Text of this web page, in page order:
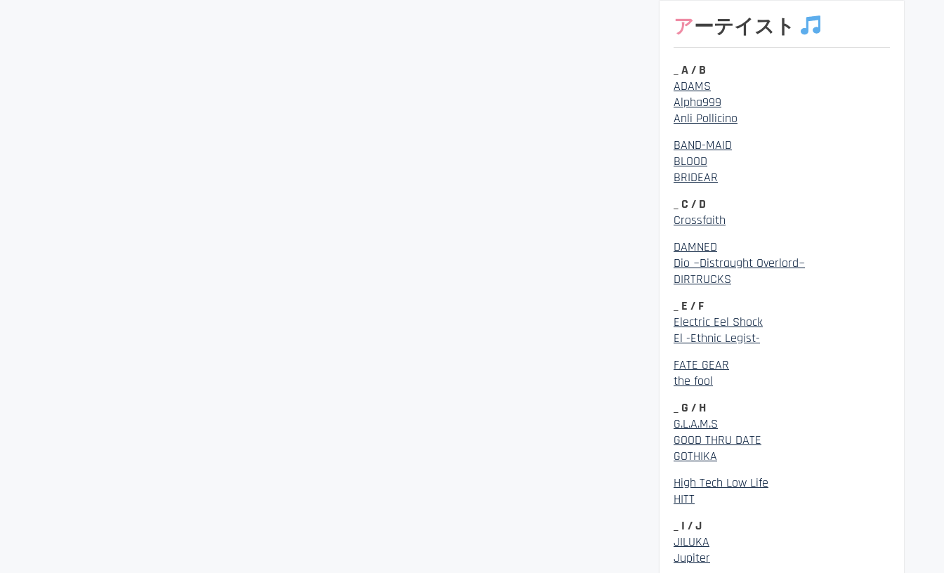
アーテイスト
_ A / B
ADAMS
Alpha999
Anli Pollicino
BAND-MAID
BLOOD
BRIDEAR
_ C / D
Crossfaith
DAMNED
Dio ~Distraught Overlord~
DIRTRUCKS
_ E / F
Electric Eel Shock
El -Ethnic Legist-
FATE GEAR
the fool
_ G / H
G.L.A.M.S
GOOD THRU DATE
GOTHIKA
High Tech Low Life
HITT
_ I / J
JILUKA
Jupiter